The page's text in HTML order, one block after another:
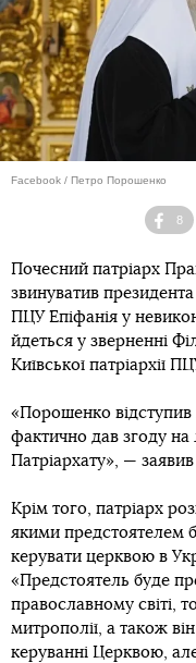
Facebook / Петро Порошенко
8
Почесний патріарх
звинуватив
ПЦУ Епіфанія у
йдеться у зверненні
Київської патріархії
«Порошенко відступив
фактично дав згоду на
Патріархату», —
Крім того, патріарх
якими предстоятелем
керувати церквою в
«Предстоятель буде
православному світі,
митрополії, а також
керуванні Церквою,